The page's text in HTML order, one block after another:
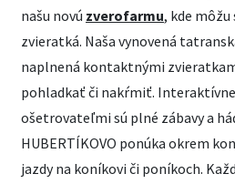
našu novú zverofarmu, kde
zvieratká. Naša vynovená
naplnená kontaktnými
pohladkať či nakŕmiť.
ošetrovateľmi sú plné zábavy a
HUBERTÍKOVO ponúka okrem
jazdy na koníkovi či poníkoch.